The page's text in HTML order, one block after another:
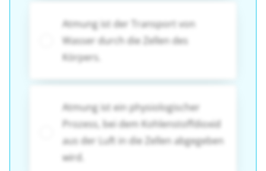
Atmung ist der Transport von
Wasser durch die Zellen des
Körpers.
Atmung ist ein physiologischer
Prozess, bei dem Kohlenstoffdioxid
aus der Luft in die Zellen abgegeben
wird.